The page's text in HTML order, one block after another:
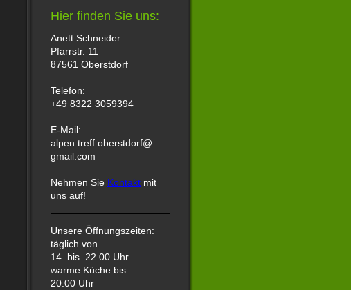
Hier finden Sie uns:
Anett Schneider
Pfarrstr. 11
87561 Oberstdorf
Telefon:
+49 8322 3059394
E-Mail:
alpen.treff.oberstdorf@
gmail.com
Nehmen Sie Kontakt mit
uns auf!
Unsere Öffnungszeiten:
täglich von
14 . bis 22.00 Uhr
warme Küche bis
20.00 Uhr